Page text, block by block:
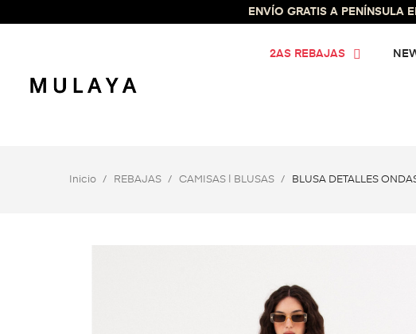
ENVÍO GRATIS A PENÍNSULA
2AS REBAJAS
Inicio REBAJAS CAMISAS | BLUSAS BLUSA DETALLES